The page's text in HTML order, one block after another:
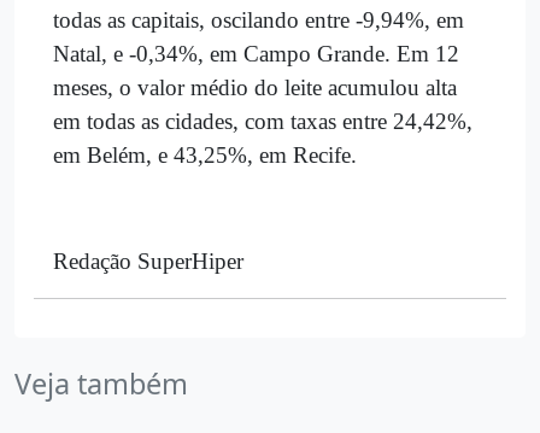
todas as capitais, oscilando entre -9,94%, em
Natal, e -0,34%, em Campo Grande. Em 12
meses, o valor médio do leite acumulou alta
em todas as cidades, com taxas entre 24,42%,
em Belém, e 43,25%, em Recife.
Redação SuperHiper
Veja também